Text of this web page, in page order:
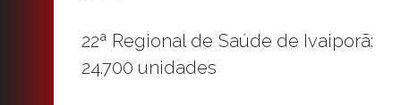
22ª Regional de Saúde de Ivaiporã:
24.700 unidades